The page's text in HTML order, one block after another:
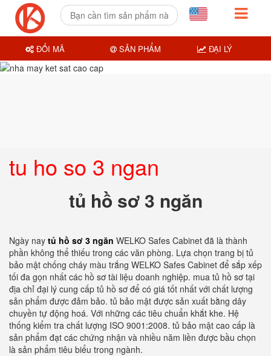
tu ho so 3 ngan
tủ hồ sơ 3 ngăn
Ngày nay tủ hồ sơ 3 ngăn WELKO Safes Cabinet đã là thành
phần không thể thiếu trong các văn phòng. Lựa chọn trang bị tủ
bảo mật chống cháy màu trắng WELKO Safes Cabinet để sắp xếp
tối đa gọn nhất các hồ sơ tài liệu doanh nghiệp. mua tủ hồ sơ tại
địa chỉ đại lý cung cấp tủ hồ sơ để có giá tốt nhất với chất lượng
sản phẩm được đảm bảo. tủ bảo mật được sản xuất bằng dây
chuyền tự động hoá. Với những các tiêu chuẩn khắt khe. Hệ
thống kiểm tra chất lượng ISO 9001:2008. tủ bảo mật cao cấp là
sản phẩm đạt các chứng nhận và nhiều năm liền được bầu chọn
là sản phẩm tiêu biểu trong ngành.
ĐỔI MÃ SẢN PHẨM ĐẠI LÝ